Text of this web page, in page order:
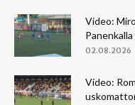
Video:
02.08.2026
Video: